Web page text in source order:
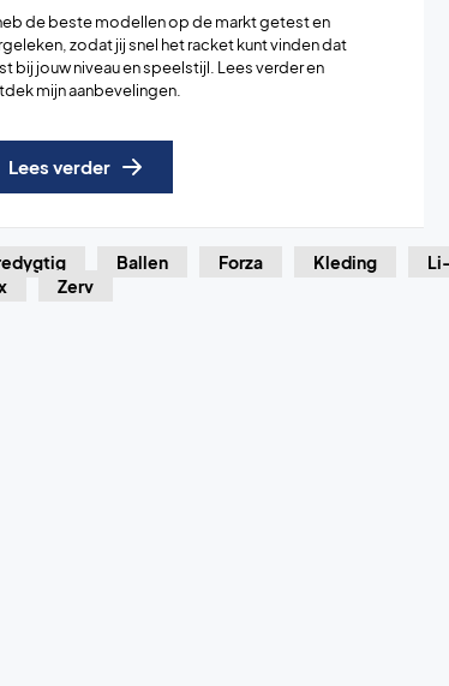
Ballen Forza Kleding
Zerv
de beste modellen op de markt getest en
zodat jij snel het racket kunt vinden dat
bij jouw niveau en speelstijl. Lees verder en
mijn aanbevelingen.
Lees verder